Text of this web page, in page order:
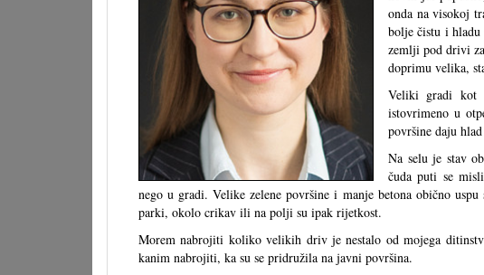
onda na visokoj
bolje čistu i hladu
zemlji pod drivi
doprimu velika,
Veliki gradi kot
istovrimeno u
površine daju
Na selu je stav
čuda puti se
nego u gradi. Velike zelene površine i manje betona obično
parki, okolo crikav ili na polji su ipak rijetkost.
Morem nabrojiti koliko velikih driv je nestalo od mojega
kanim nabrojiti, ka su se pridružila na javni površina.